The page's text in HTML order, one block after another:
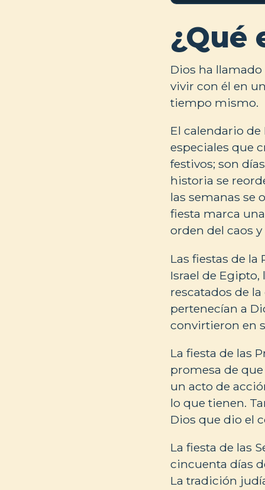
¿Qué
Dios ha llamado
vivir con él en
tiempo mismo.
El calendario
especiales que
festivos; son
historia se
las semanas se
fiesta marca
orden del caos
Las fiestas de la
Israel de
rescatados de
pertenecían a
convirtieron en
La fiesta de las
promesa de
un acto de
lo que tienen.
Dios que dio el
La fiesta de las
cincuenta días
La tradición